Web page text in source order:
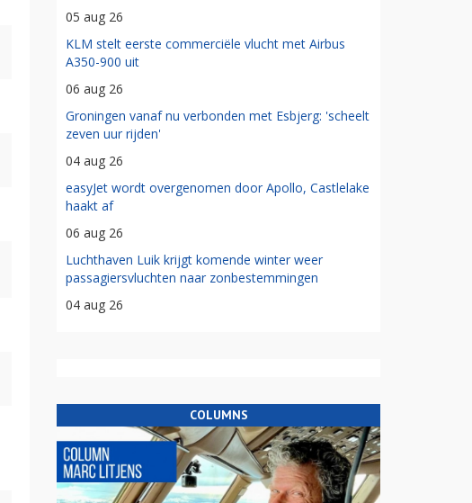
05 aug 26
KLM stelt eerste commerciële vlucht met Airbus
A350-900 uit
06 aug 26
Groningen vanaf nu verbonden met Esbjerg: 'scheelt
zeven uur rijden'
04 aug 26
easyJet wordt overgenomen door Apollo, Castlelake
haakt af
06 aug 26
Luchthaven Luik krijgt komende winter weer
passagiersvluchten naar zonbestemmingen
04 aug 26
COLUMNS